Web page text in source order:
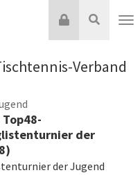
Suche
Login
Verband
der
der Jugend